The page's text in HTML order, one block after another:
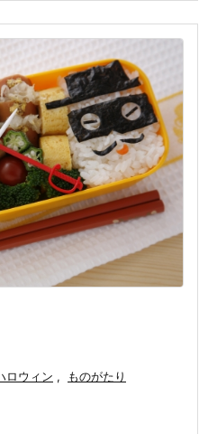
ロウィン , ものがたり